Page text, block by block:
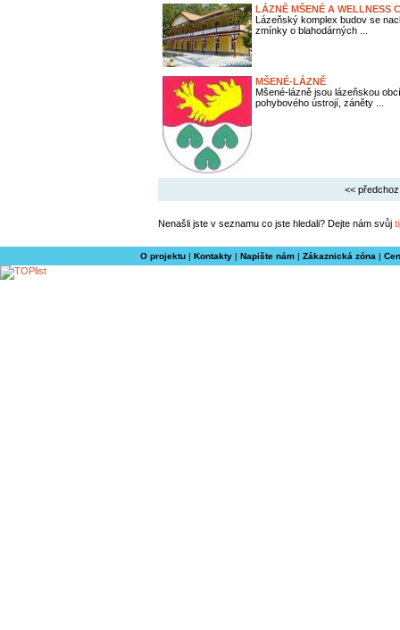
LÁZNĚ MŠENÉ A WELLNESS
Lázeňský komplex budov se
zmínky o blahodárných ...
MŠENÉ-LÁZNĚ
Mšené-lázně jsou lázeňskou
pohybového ústrojí, záněty ...
<<
Nenašli jste v seznamu co jste hledali? Dejte nám svůj
O projektu| Kontakty| Napište nám| Zákaznická zóna |